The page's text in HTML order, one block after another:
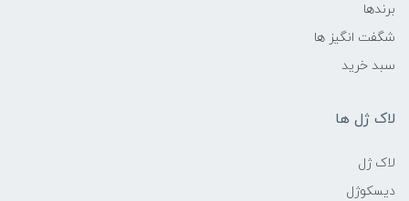
برندها
شگفت انگیز ها
سبد خرید
لاک ژل ها
لاک ژل
دیسکوژل